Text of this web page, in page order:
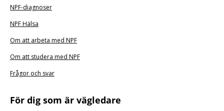
NPF-diagnoser
NPF Hälsa
Om att arbeta med NPF
Om att studera med NPF
Frågor och svar
För dig som är vägledare